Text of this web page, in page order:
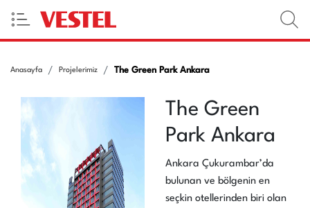
Anasayfa Projelerimiz The Green Park Ankara
The Green
Park Ankara
Ankara Çukurambar’da
bulunan ve bölgenin en
seçkin otellerinden biri olan